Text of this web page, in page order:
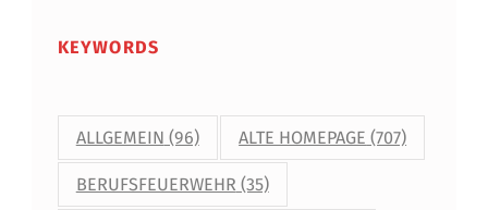
KEYWORDS
ALLGEMEIN (96) ALTE HOMEPAGE (707)
BERUFSFEUERWEHR (35)